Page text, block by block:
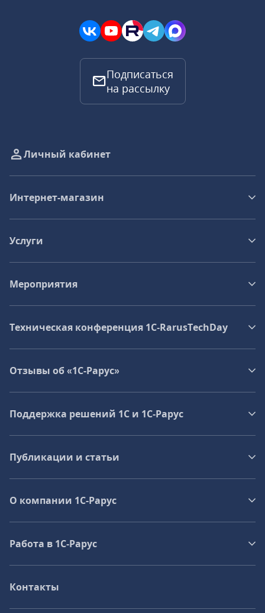
Подписаться
на рассылку
Личный кабинет
Интернет-магазин
Услуги
Мероприятия
Техническая конференция 1C‑RarusTechDay
Отзывы об «1С-Рарус»
Поддержка решений 1С и 1С‑Рарус
Публикации и статьи
О компании 1C-Рарус
Работа в 1С‑Рарус
Контакты